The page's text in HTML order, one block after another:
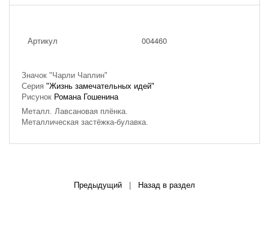
Артикул 004460
Значок "Чарли Чаплин"
Серия "Жизнь замечательных идей"
Рисунок Романа Гошенина
Металл. Лавсановая плёнка.
Металлическая застёжка-булавка.
Предыдущий Назад в раздел